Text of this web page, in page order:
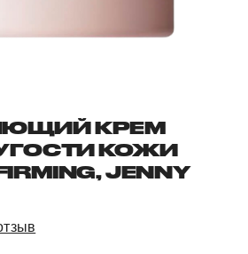
КРЕМ
КОЖИ
JENNY